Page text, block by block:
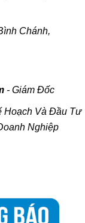
Chánh,
- Giám Đốc
Hoạch Và Đầu Tư
Nghiệp